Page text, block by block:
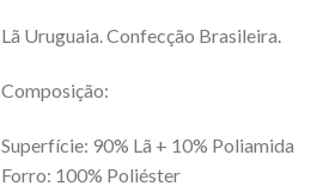
Lã Uruguaia. Confecção Brasileira.
Composição:
Superfície: 90% Lã + 10% Poliamida
Forro: 100% Poliéster